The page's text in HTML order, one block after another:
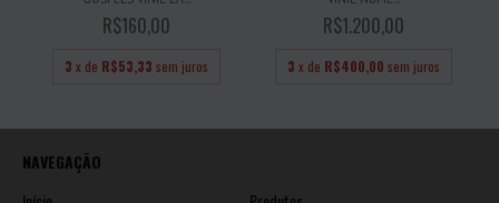
R$160,00
3 x de R$53,33 sem juros
R$1.200,00
3 x de R$400,00 sem juros
NAVEGAÇÃO